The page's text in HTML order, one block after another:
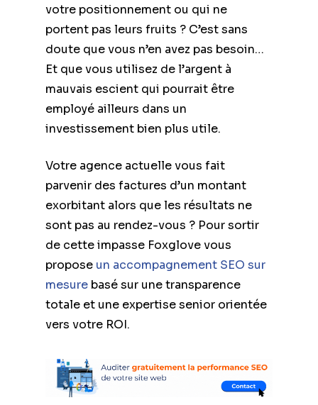
votre positionnement ou qui ne
portent pas leurs fruits ? C’est sans
doute que vous n’en avez pas besoin…
Et que vous utilisez de l’argent à
mauvais escient qui pourrait être
employé ailleurs dans un
investissement bien plus utile.
Votre agence actuelle vous fait
parvenir des factures d’un montant
exorbitant alors que les résultats ne
sont pas au rendez-vous ? Pour sortir
de cette impasse Foxglove vous
propose un accompagnement SEO sur
mesure basé sur une transparence
totale et une expertise senior orientée
vers votre ROI.